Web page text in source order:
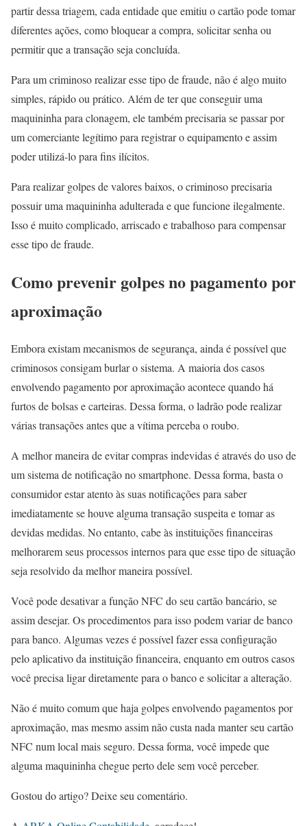
partir dessa triagem, cada entidade que emitiu o cartão pode tomar
diferentes ações, como bloquear a compra, solicitar senha ou
permitir que a transação seja concluída.
Para um criminoso realizar esse tipo de fraude, não é algo muito
simples, rápido ou prático. Além de ter que conseguir uma
maquininha para clonagem, ele também precisaria se passar por
um comerciante legítimo para registrar o equipamento e assim
poder utilizá-lo para fins ilícitos.
Para realizar golpes de valores baixos, o criminoso precisaria
possuir uma maquininha adulterada e que funcione ilegalmente.
Isso é muito complicado, arriscado e trabalhoso para compensar
esse tipo de fraude.
Como prevenir golpes no pagamento por
aproximação
Embora existam mecanismos de segurança, ainda é possível que
criminosos consigam burlar o sistema. A maioria dos casos
envolvendo pagamento por aproximação acontece quando há
furtos de bolsas e carteiras. Dessa forma, o ladrão pode realizar
várias transações antes que a vítima perceba o roubo.
A melhor maneira de evitar compras indevidas é através do uso de
um sistema de notificação no smartphone. Dessa forma, basta o
consumidor estar atento às suas notificações para saber
imediatamente se houve alguma transação suspeita e tomar as
devidas medidas. No entanto, cabe às instituições financeiras
melhorarem seus processos internos para que esse tipo de situação
seja resolvido da melhor maneira possível.
Você pode desativar a função NFC do seu cartão bancário, se
assim desejar. Os procedimentos para isso podem variar de banco
para banco. Algumas vezes é possível fazer essa configuração
pelo aplicativo da instituição financeira, enquanto em outros casos
você precisa ligar diretamente para o banco e solicitar a alteração.
Não é muito comum que haja golpes envolvendo pagamentos por
aproximação, mas mesmo assim não custa nada manter seu cartão
NFC num local mais seguro. Dessa forma, você impede que
alguma maquininha chegue perto dele sem você perceber.
Gostou do artigo? Deixe seu comentário.